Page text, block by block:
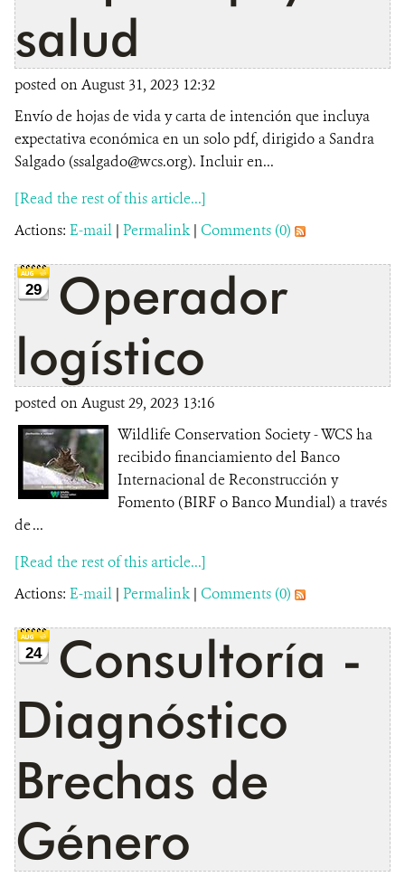
salud
posted on August 31, 2023 12:32
Envío de hojas de vida y carta de intención que incluya
expectativa económica en un solo pdf, dirigido a Sandra
Salgado (ssalgado@wcs.org). Incluir en...
[Read the rest of this article...]
Actions: E-mail | Permalink | Comments (0)
29
Operador
logístico
posted on August 29, 2023 13:16
Wildlife Conservation Society - WCS ha
recibido financiamiento del Banco
Internacional de Reconstrucción y
Fomento (BIRF o Banco Mundial) a través
de ...
[Read the rest of this article...]
Actions: E-mail | Permalink | Comments (0)
24
Consultoría -
Diagnóstico
Brechas de
Género